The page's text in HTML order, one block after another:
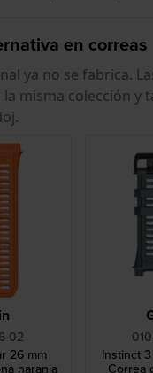
en correas
ya no se fabrica.
misma colección y
02
26 mm
naranja
Instinct
Correa